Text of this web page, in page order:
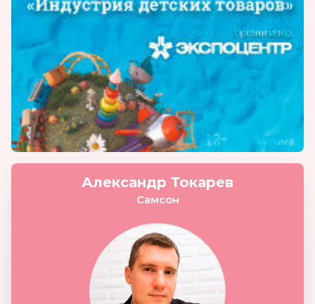
Александр Токарев
Самсон